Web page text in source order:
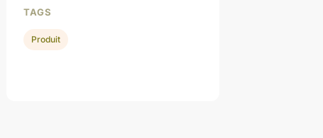
TAGS
Produit